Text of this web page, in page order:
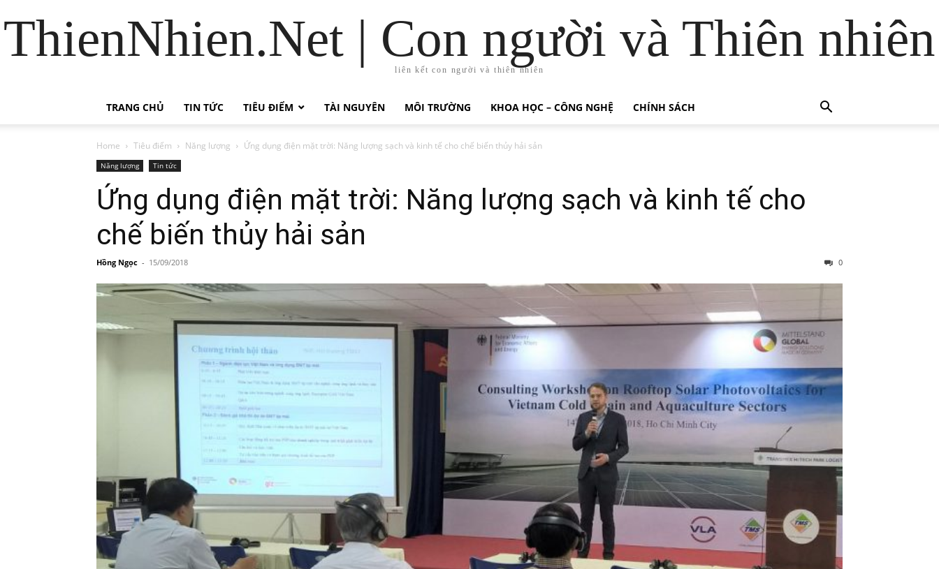
ThienNhien.Net | Con người và Thiên nhiên
liên kết con người và thiên nhiên
TRANG CHỦ TIN TỨC TIÊU ĐIỂM TÀI NGUYÊN MÔI TRƯỜNG KHOA HỌC – CÔNG NGHỆ CHÍNH SÁCH
Home Tiêu điểm Năng lượng Ứng dụng điện mặt trời: Năng lượng sạch và kinh tế cho chế biến thủy hải sản
Năng lượng Tin tức
Ứng dụng điện mặt trời: Năng lượng sạch và kinh tế cho
chế biến thủy hải sản
Hồng Ngọc - 15/09/2018 0